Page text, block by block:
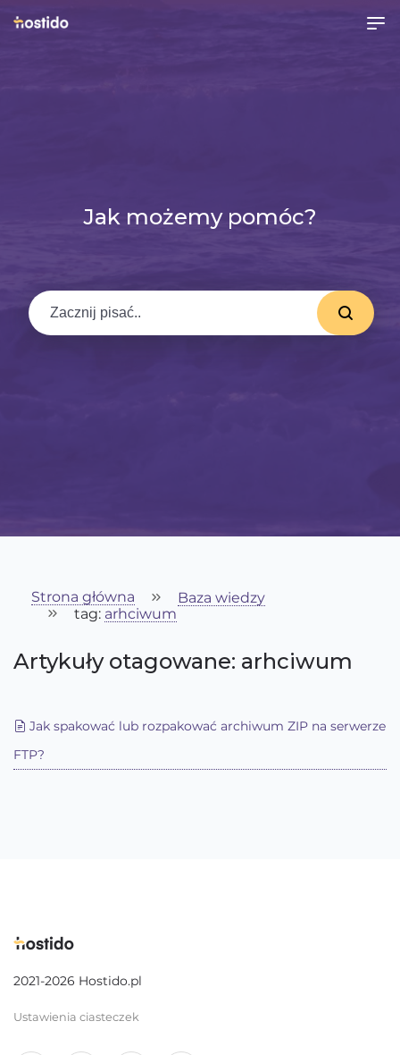
Jak możemy pomóc?
Strona główna
Baza wiedzy
tag: arhciwum
Artykuły otagowane: arhciwum
Jak spakować lub rozpakować archiwum ZIP na serwerze
FTP?
2021-2026 Hostido.pl
Ustawienia ciasteczek